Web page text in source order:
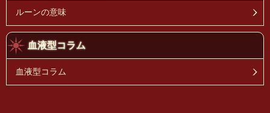
ルーンの意味
血液型コラム
血液型コラム